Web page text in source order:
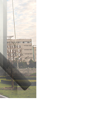
易有限公司代表陈锋、校
公共管理学院师生代表40
管理学院 撰稿：梁娟娟
示，将自觉传承革命先辈
力弘扬伟大建党精神，以
培养事业。 （供稿：行
樊丁 审核：高翔）
支持保障力度，完善青年
长发展。他勉励青年教
需求，深化有组织科研，
新兴技术赋能教育教学，
，涵养优良师德师风；要
献礼90周年校庆，为推动
华在主持会议时表示，